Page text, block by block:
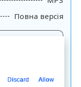
Повна версія
Discard Allow